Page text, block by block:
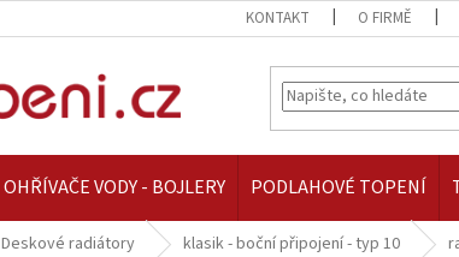
KONTAKT O FIRMĚ
OHŘÍVAČE VODY - BOJLERY PODLAHOVÉ TOPENÍ
Deskové radiátory klasik - boční připojení - typ 10